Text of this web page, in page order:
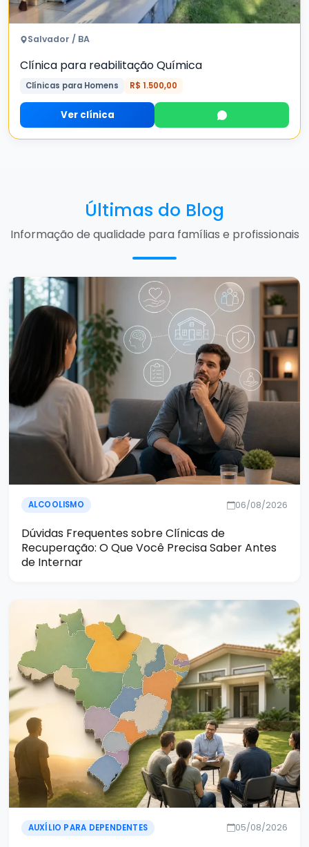
Salvador / BA
Clínica para reabilitação Química
Clínicas para Homens R$ 1.500,00
Ver clínica
Últimas do Blog
Informação de qualidade para famílias e profissionais
ALCOOLISMO 06/08/2026
Dúvidas Frequentes sobre Clínicas de
Recuperação: O Que Você Precisa Saber Antes
de Internar
AUXÍLIO PARA DEPENDENTES 05/08/2026